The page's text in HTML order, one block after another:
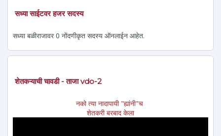
सध्या साईटवर हजर सदस्य
सध्या बळीराजावर 0 नोंदणीकृत सदस्य ऑनलाईन आहेत.
शेतकऱ्याची चावडी - ताजा vdo-2
नको त्या नादापायी "ह्यांनी"च
शेतकरी बरबाद केला